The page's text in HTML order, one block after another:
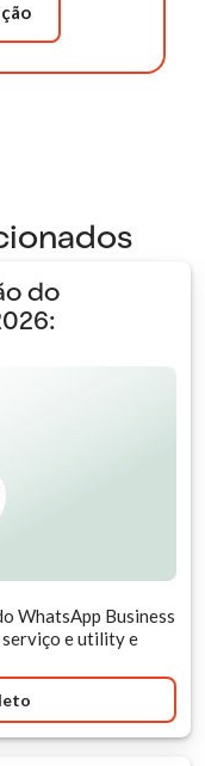
do
WhatsApp Business
serviço e utility e